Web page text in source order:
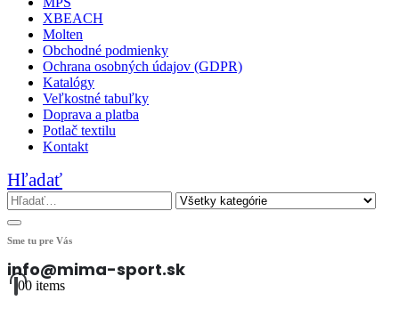
XBEACH
Molten
Obchodné podmienky
Ochrana osobných údajov (GDPR)
Katalógy
Veľkostné tabuľky
Doprava a platba
Potlač textilu
Kontakt
Hľadať
Sme tu pre Vás
info@mima-sport.sk
00 items